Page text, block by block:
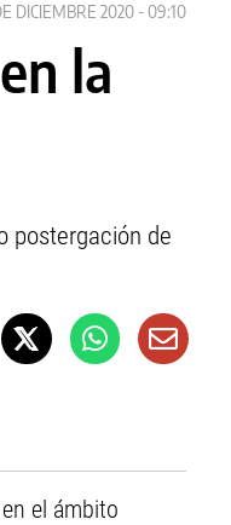
DICIEMBRE 2020 - 09:10
la
postergación de
el ámbito